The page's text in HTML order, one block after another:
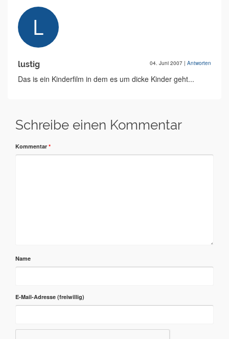
lustig 04. Juni 2007 | Antworten
Das is ein Kinderfilm in dem es um dicke Kinder geht...
Schreibe einen Kommentar
Kommentar *
Name
E-Mail-Adresse